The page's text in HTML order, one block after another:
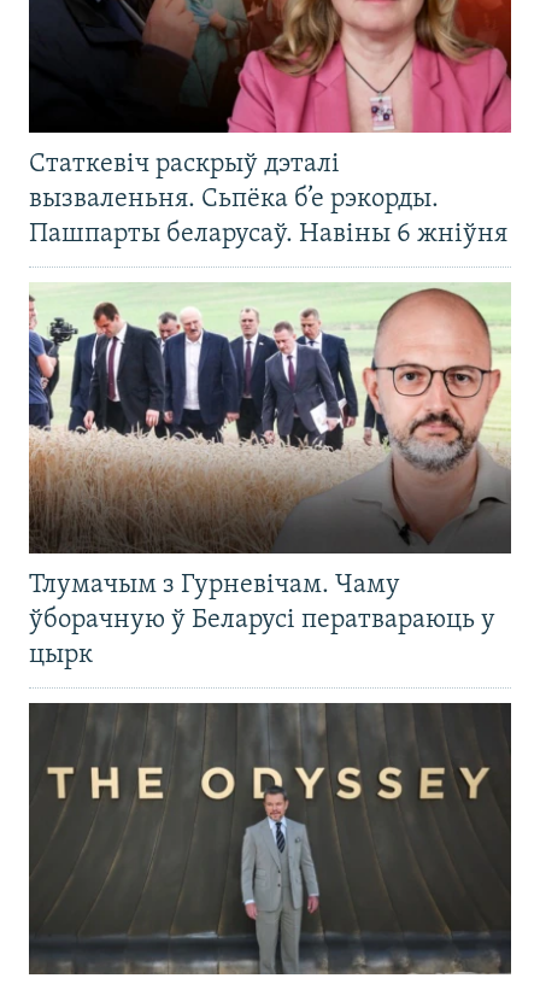
Статкевіч раскрыў дэталі
вызваленьня. Сьпёка б’е рэкорды.
Пашпарты беларусаў. Навіны 6 жніўня
Тлумачым з Гурневічам. Чаму
ўборачную ў Беларусі ператвараюць у
цырк